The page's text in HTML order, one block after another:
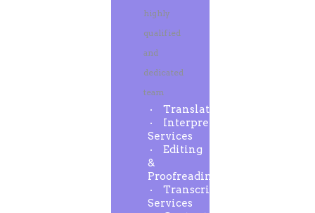
highly
qualified
and
dedicated
team
Translation
Interpreting
Services
Editing
&
Proofreading
Transcription
Services